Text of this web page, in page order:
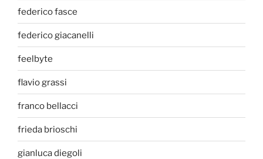
federico fasce
federico giacanelli
feelbyte
flavio grassi
franco bellacci
frieda brioschi
gianluca diegoli